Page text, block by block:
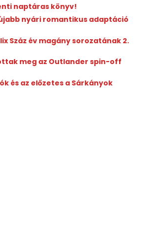
naptáras könyv!
nyári romantikus adaptáció
Száz év magány sorozatának 2.
meg az Outlander spin-off
és az előzetes a Sárkányok